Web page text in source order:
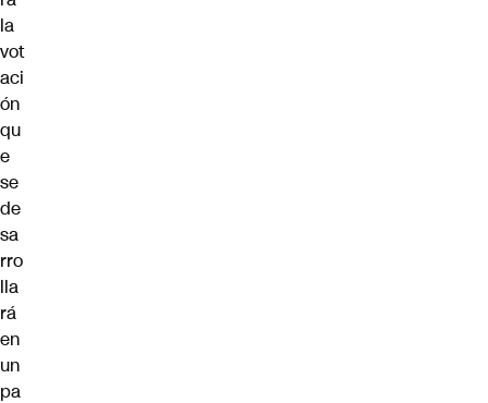
la
vot
aci
ón
qu
e
se
de
sa
rro
lla
rá
en
un
pa